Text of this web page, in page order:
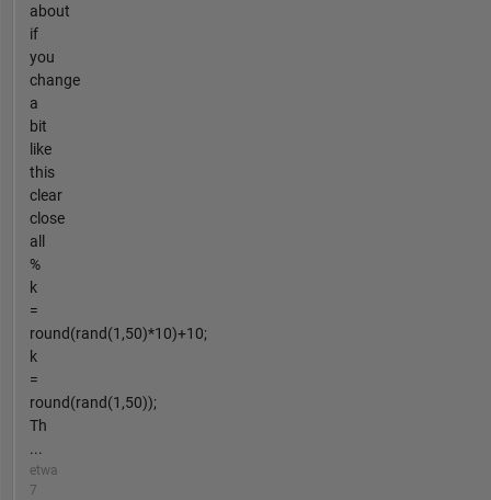
about
if
you
change
a
bit
like
this
clear
close
all
%
k
=
round(rand(1,50)*10)+10;
k
=
round(rand(1,50));
Th
...
etwa
7